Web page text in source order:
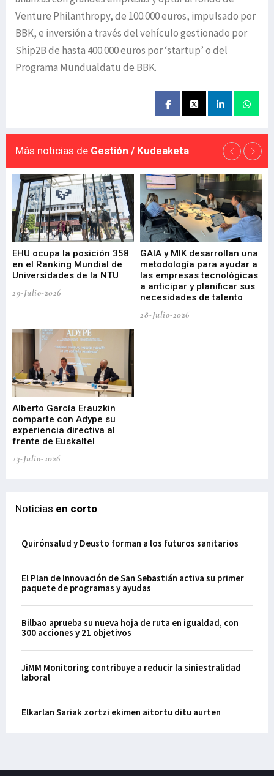
Venture Philanthropy, de 100.000 euros, impulsado por
BBK, e inversión a través del vehículo gestionado por
Ship2B de hasta 400.000 euros por ‘startup’ o del
Programa Mundualdatu de BBK.
Más noticias de Gestión / Kudeaketa
EHU ocupa la posición 358
en el Ranking Mundial de
Universidades de la NTU
29-Julio-2026
GAIA y MIK desarrollan una
metodología para ayudar a
las empresas tecnológicas
a anticipar y planificar sus
necesidades de talento
28-Julio-2026
Alberto García Erauzkin
comparte con Adype su
experiencia directiva al
frente de Euskaltel
23-Julio-2026
Noticias en corto
Quirónsalud y Deusto forman a los futuros sanitarios
El Plan de Innovación de San Sebastián activa su primer
paquete de programas y ayudas
Bilbao aprueba su nueva hoja de ruta en igualdad, con
300 acciones y 21 objetivos
JiMM Monitoring contribuye a reducir la siniestralidad
laboral
Elkarlan Sariak zortzi ekimen aitortu ditu aurten